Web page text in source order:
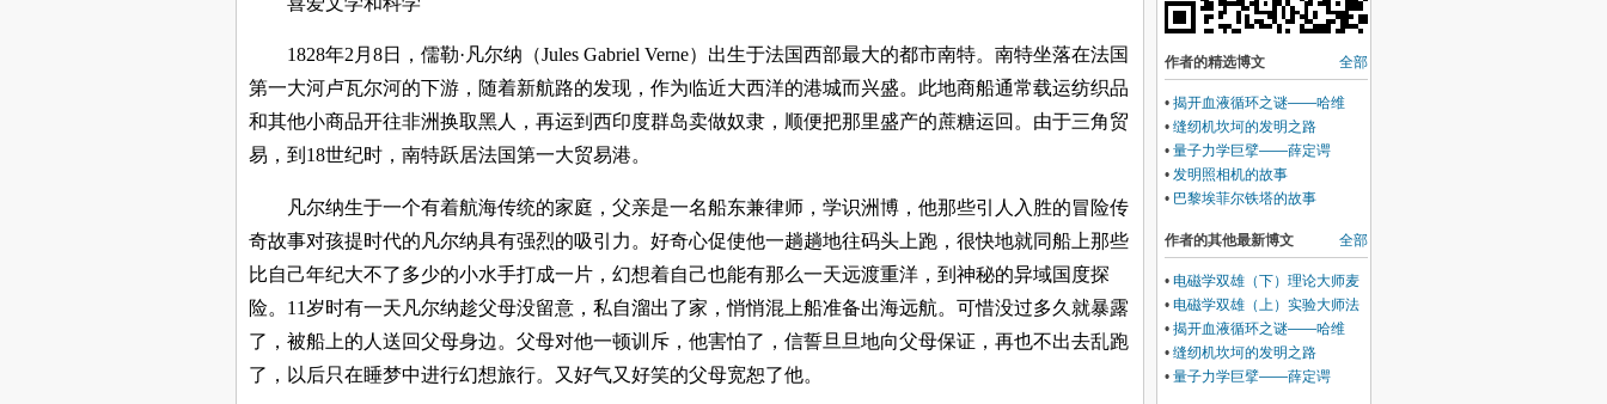
1828年2月8日，儒勒·凡尔纳（Jules Gabriel Verne）出生于法国西部最大的都市南特。南特坐落在法国
第一大河卢瓦尔河的下游，随着新航路的发现，作为临近大西洋的港城而兴盛。此地商船通常载运纺织品
和其他小商品开往非洲换取黑人，再运到西印度群岛卖做奴隶，顺便把那里盛产的蔗糖运回。由于三角贸
易，到18世纪时，南特跃居法国第一大贸易港。
凡尔纳生于一个有着航海传统的家庭，父亲是一名船东兼律师，学识洲博，他那些引人入胜的冒险传
奇故事对孩提时代的凡尔纳具有强烈的吸引力。好奇心促使他一趟趟地往码头上跑，很快地就同船上那些
比自己年纪大不了多少的小水手打成一片，幻想着自己也能有那么一天远渡重洋，到神秘的异域国度探
险。11岁时有一天凡尔纳趁父母没留意，私自溜出了家，悄悄混上船准备出海远航。可惜没过多久就暴露
了，被船上的人送回父母身边。父母对他一顿训斥，他害怕了，信誓旦旦地向父母保证，再也不出去乱跑
了，以后只在睡梦中进行幻想旅行。又好气又好笑的父母宽恕了他。
全部
作者的精选博文
• 揭开血液循环之谜——哈维
• 缝纫机坎坷的发明之路
• 量子力学巨擘——薛定谔
• 发明照相机的故事
• 巴黎埃菲尔铁塔的故事
全部
作者的其他最新博文
• 电磁学双雄（下）理论大师麦
克斯韦
• 电磁学双雄（上）实验大师法
拉第
• 揭开血液循环之谜——哈维
• 缝纫机坎坷的发明之路
• 量子力学巨擘——薛定谔